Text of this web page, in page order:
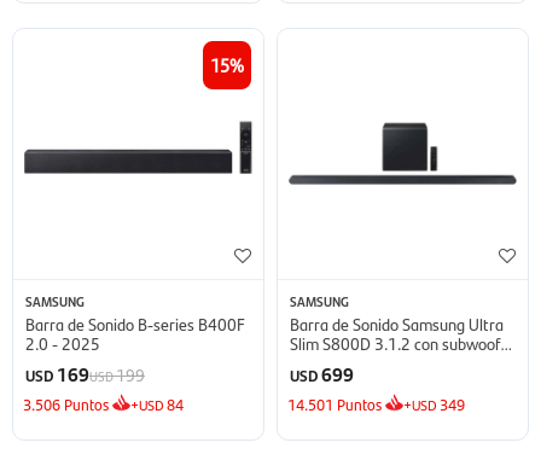
15
SAMSUNG
Barra de Sonido B-series B400F
2.0 - 2025
USD 169USD199
3.506 Puntos +USD84
SAMSUNG
Barra de Sonido Samsung Ultra
Slim S800D 3.1.2 con subwoofer
USD699
14.501 Puntos +USD 349